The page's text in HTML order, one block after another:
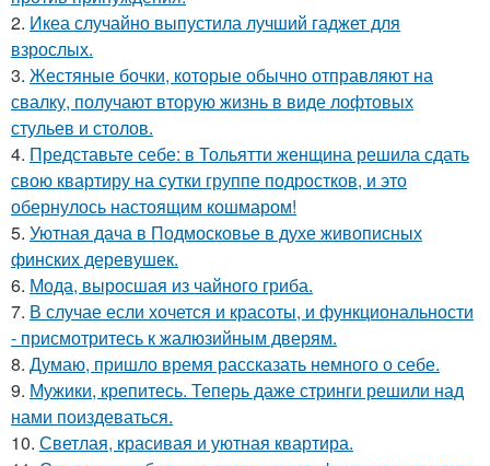
2. Икеа случайно выпустила лучший гаджет для
взрослых.
3. Жестяные бочки, которые обычно отправляют на
свалку, получают вторую жизнь в виде лофтовых
стульев и столов.
4. Представьте себе: в Тольятти женщина решила сдать
свою квартиру на сутки группе подростков, и это
обернулось настоящим кошмаром!
5. Уютная дача в Подмосковье в духе живописных
финских деревушек.
6. Мода, выросшая из чайного гриба.
7. В случае если хочется и красоты, и функциональности
- присмотритесь к жалюзийным дверям.
8. Думаю, пришло время рассказать немного о себе.
9. Мужики, крепитесь. Теперь даже стринги решили над
нами поиздеваться.
10. Светлая, красивая и уютная квартира.